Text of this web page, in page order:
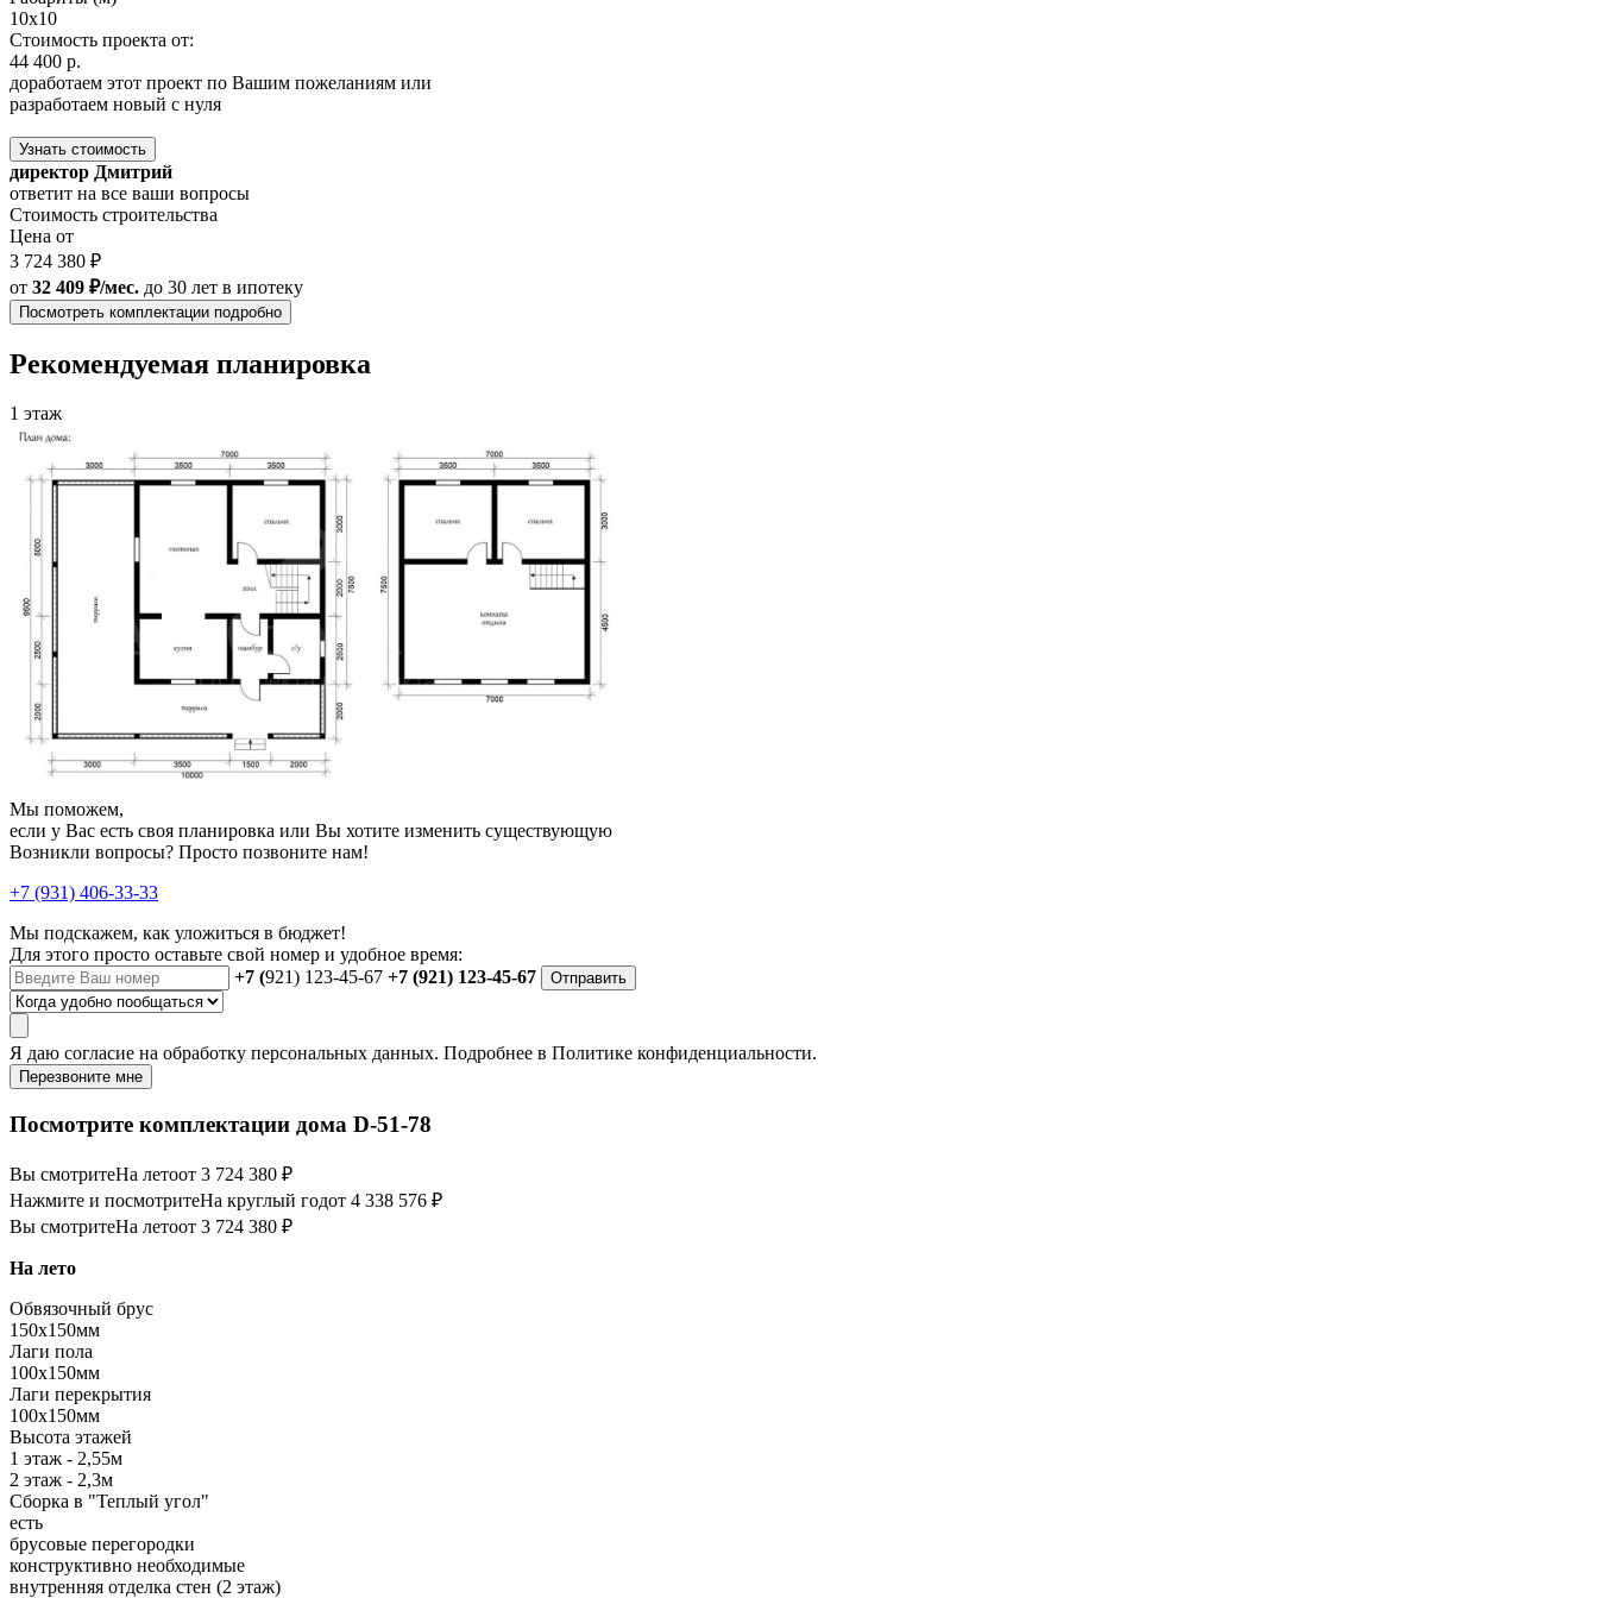
10x10
Стоимость проекта от:
44 400 р.
доработаем этот проект по Вашим пожеланиям или
разработаем новый с нуля
Узнать стоимость
директор Дмитрий
ответит на все ваши вопросы
Стоимость строительства
Цена от
3 724 380 ₽
от 32 409 ₽/мес. до 30 лет в ипотеку
Посмотреть комплектации подробно
Рекомендуемая планировка
1 этаж
Мы поможем,
если у Вас есть своя планировка или Вы хотите изменить существующую
Возникли вопросы? Просто позвоните нам!
+7 (931) 406-33-33
Мы подскажем, как уложиться в бюджет!
Для этого просто оставьте свой номер и удобное время:
+7 (921) 123-45-67 +7 (921) 123-45-67 Отправить
Я даю согласие на обработку персональных данных. Подробнее в Политике конфиденциальности.
Перезвоните мне
Посмотрите комплектации дома D-51-78
Вы смотритеНа летоот 3 724 380 ₽
Нажмите и посмотритеНа круглый годот 4 338 576 ₽
Вы смотритеНа летоот 3 724 380 ₽
На лето
Обвязочный брус
150х150мм
Лаги пола
100х150мм
Лаги перекрытия
100х150мм
Высота этажей
1 этаж - 2,55м
2 этаж - 2,3м
Сборка в "Теплый угол"
есть
брусовые перегородки
конструктивно необходимые
внутренняя отделка стен (2 этаж)